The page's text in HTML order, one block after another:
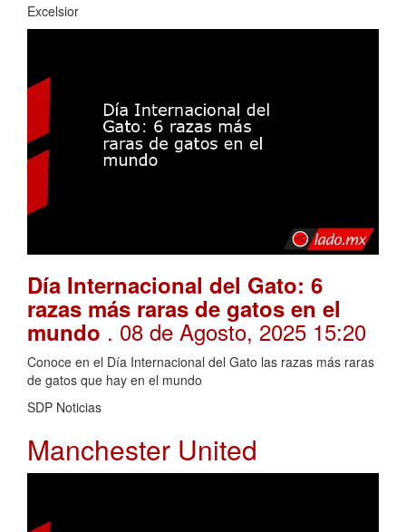
Excelsior
Día Internacional del Gato: 6
razas más raras de gatos en el
mundo . 08 de Agosto, 2025 15:20
Conoce en el Día Internacional del Gato las razas más raras
de gatos que hay en el mundo
SDP Noticias
Manchester United